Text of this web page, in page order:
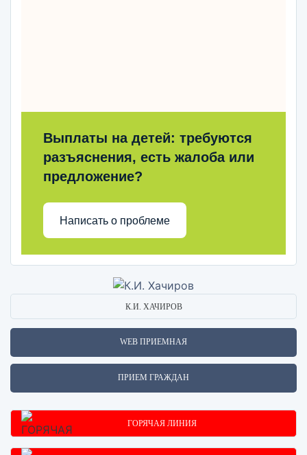
Выплаты на детей: требуются
разъяснения, есть жалоба или
предложение?
Написать о проблеме
К.И. ХАЧИРОВ
WEB ПРИЕМНАЯ
ПРИЕМ ГРАЖДАН
ГОРЯЧАЯ ЛИНИЯ